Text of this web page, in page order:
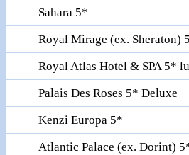
Sahara 5*
Royal Mirage (ex. Sheraton)
Royal Atlas Hotel & SPA 5*
Palais Des Roses 5* Deluxe
Kenzi Europa 5*
Atlantic Palace (ex. Dorint)